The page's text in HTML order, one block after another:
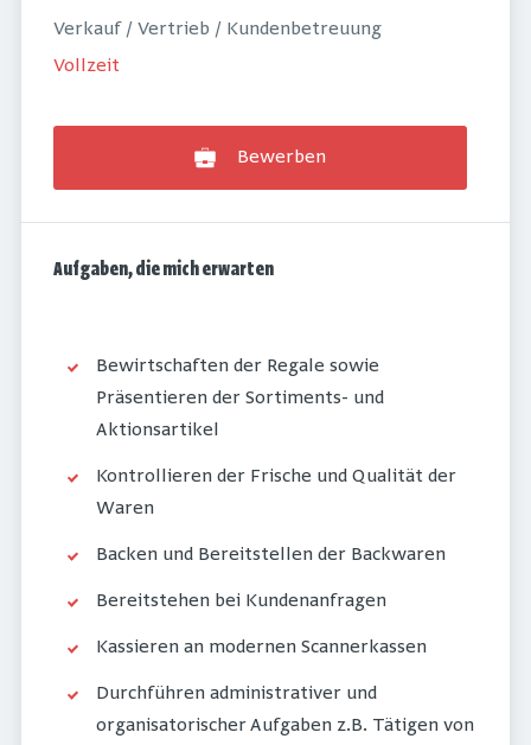
Verkauf / Vertrieb / Kundenbetreuung
Vollzeit
Bewerben
Aufgaben, die mich erwarten
Bewirtschaften der Regale sowie
Präsentieren der Sortiments- und
Aktionsartikel
Kontrollieren der Frische und Qualität der
Waren
Backen und Bereitstellen der Backwaren
Bereitstehen bei Kundenanfragen
Kassieren an modernen Scannerkassen
Durchführen administrativer und
organisatorischer Aufgaben z.B. Tätigen von